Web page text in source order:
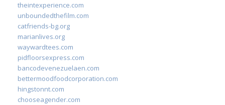
theintexperience.com
unboundedthefilm.com
catfriends-bg.org
marianlives.org
waywardtees.com
pidfloorsexpress.com
bancodevenezuelaen.com
bettermoodfoodcorporation.com
hingstonnt.com
chooseagender.com